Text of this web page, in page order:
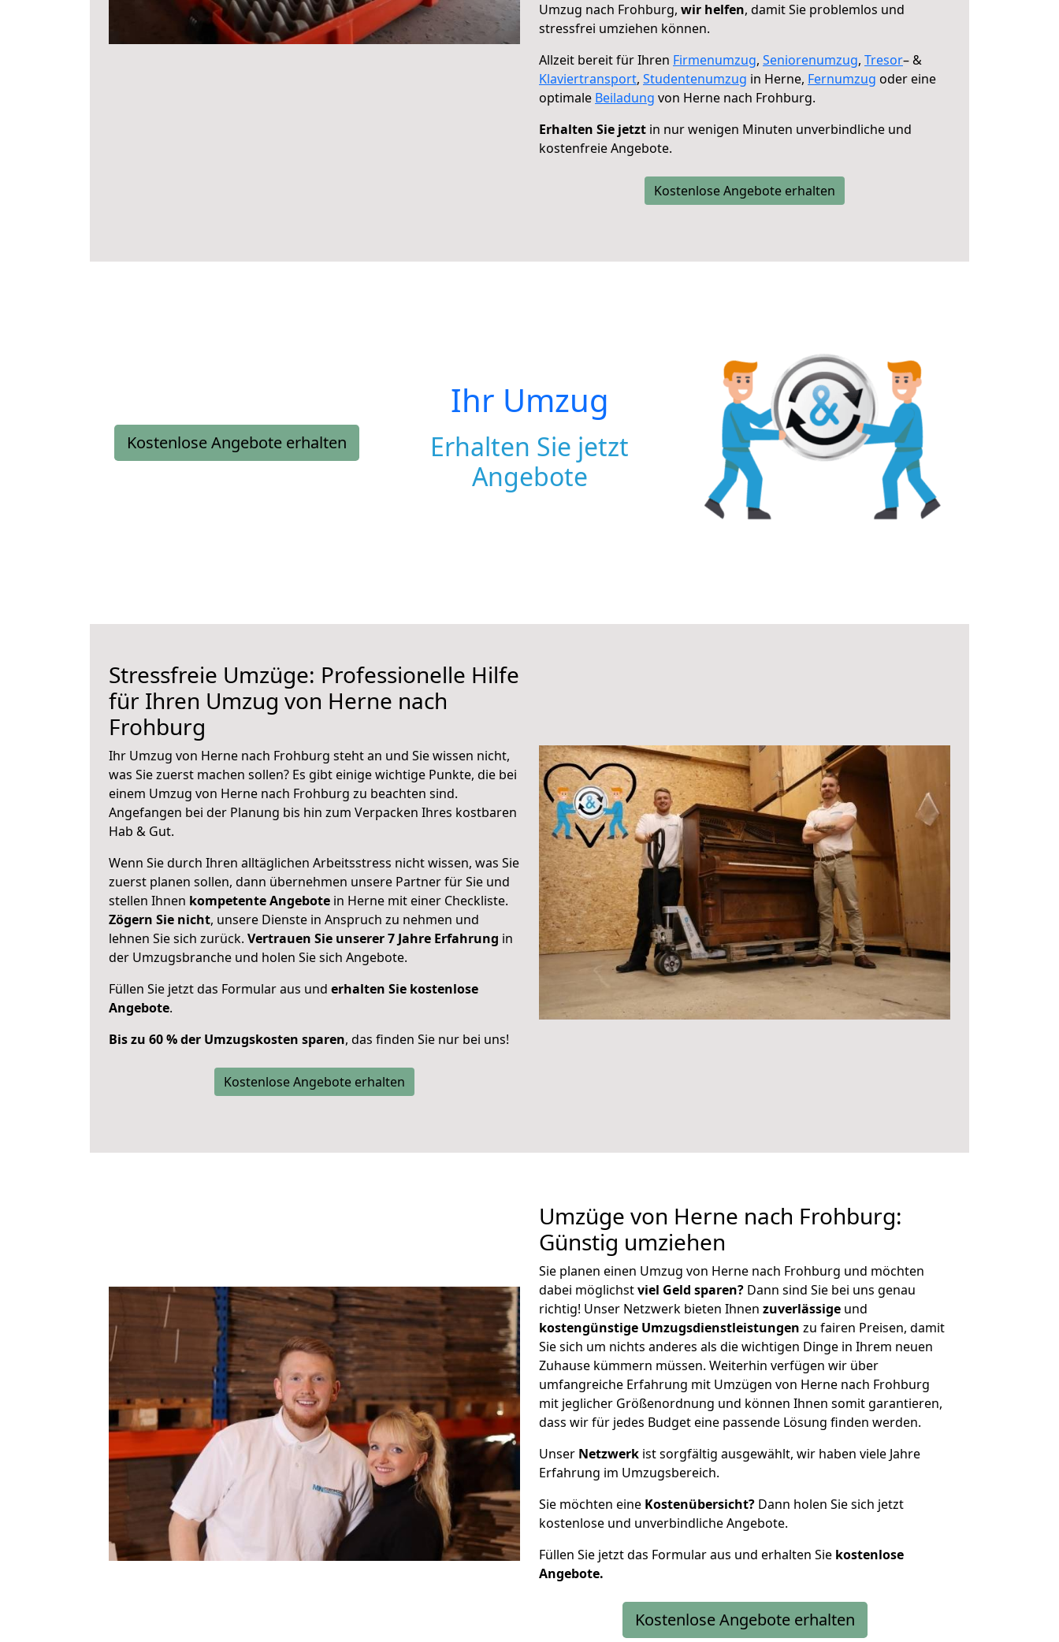
Umzug nach Frohburg, wir helfen, damit Sie problemlos und
stressfrei umziehen können.
Allzeit bereit für Ihren Firmenumzug, Seniorenumzug, Tresor– &
Klaviertransport, Studentenumzug in Herne, Fernumzug oder eine
optimale Beiladung von Herne nach Frohburg.
Erhalten Sie jetzt in nur wenigen Minuten unverbindliche und
kostenfreie Angebote.
Kostenlose Angebote erhalten
Kostenlose Angebote erhalten
Ihr Umzug
Erhalten Sie jetzt
Angebote
Stressfreie Umzüge: Professionelle Hilfe
für Ihren Umzug von Herne nach
Frohburg
Ihr Umzug von Herne nach Frohburg steht an und Sie wissen nicht,
was Sie zuerst machen sollen? Es gibt einige wichtige Punkte, die bei
einem Umzug von Herne nach Frohburg zu beachten sind.
Angefangen bei der Planung bis hin zum Verpacken Ihres kostbaren
Hab & Gut.
Wenn Sie durch Ihren alltäglichen Arbeitsstress nicht wissen, was Sie
zuerst planen sollen, dann übernehmen unsere Partner für Sie und
stellen Ihnen kompetente Angebote in Herne mit einer Checkliste.
Zögern Sie nicht, unsere Dienste in Anspruch zu nehmen und
lehnen Sie sich zurück. Vertrauen Sie unserer 7 Jahre Erfahrung in
der Umzugsbranche und holen Sie sich Angebote.
Füllen Sie jetzt das Formular aus und erhalten Sie kostenlose
Angebote.
Bis zu 60 % der Umzugskosten sparen, das finden Sie nur bei uns!
Kostenlose Angebote erhalten
Umzüge von Herne nach Frohburg:
Günstig umziehen
Sie planen einen Umzug von Herne nach Frohburg und möchten
dabei möglichstviel Geld sparen? Dann sind Sie bei uns genau
richtig! Unser Netzwerk bieten Ihnen zuverlässige und
kostengünstige Umzugsdienstleistungen zu fairen Preisen, damit
Sie sich um nichts anderes als die wichtigen Dinge in Ihrem neuen
Zuhause kümmern müssen. Weiterhin verfügen wir über
umfangreiche Erfahrung mit Umzügen von Herne nach Frohburg
mit jeglicher Größenordnung und können Ihnen somit garantieren,
dass wir für jedes Budget eine passende Lösung finden werden.
Unser Netzwerk ist sorgfältig ausgewählt, wir haben viele Jahre
Erfahrung im Umzugsbereich.
Sie möchten eine Kostenübersicht? Dann holen Sie sich jetzt
kostenlose und unverbindliche Angebote.
Füllen Sie jetzt das Formular aus und erhalten Sie kostenlose
Angebote.
Kostenlose Angebote erhalten